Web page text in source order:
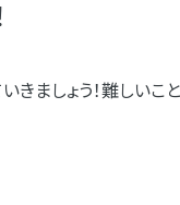
ましょう！難しい